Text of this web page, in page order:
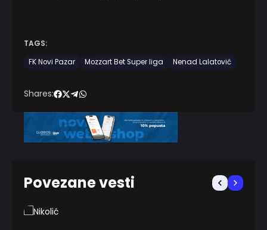
TAGS:
FK Novi Pazar
Mozzart Bet Super liga Nenad Lalatović
Shares:
Povezane vesti